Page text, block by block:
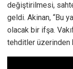
değiştirilmesi,
geldi. Akinan, “Bu
olacak bir ifşa.
tehditler üzerinden